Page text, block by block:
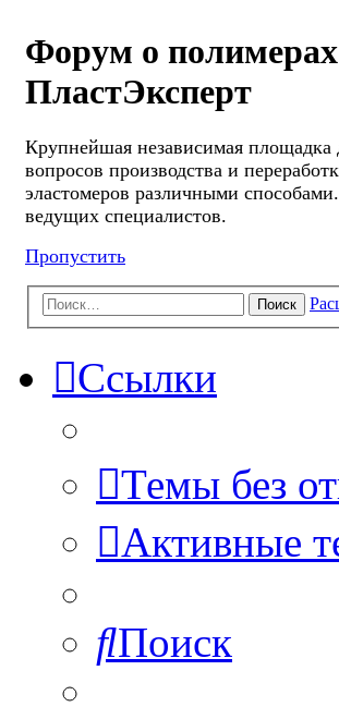
Форум о полимерах
ПластЭксперт
Крупнейшая независимая площадка
вопросов производства и
эластомеров различными
ведущих специалистов.
Пропустить
Поиск
Ссылки
Темы без
Активные
Поиск